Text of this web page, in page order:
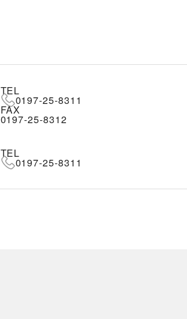
TEL
0197-25-8311
FAX
0197-25-8312
TEL
0197-25-8311